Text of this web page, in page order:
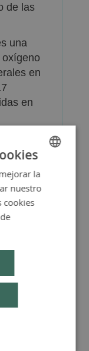
de las
una
en
en
SPANISH
ENGLISH
la
nuestro
cookies